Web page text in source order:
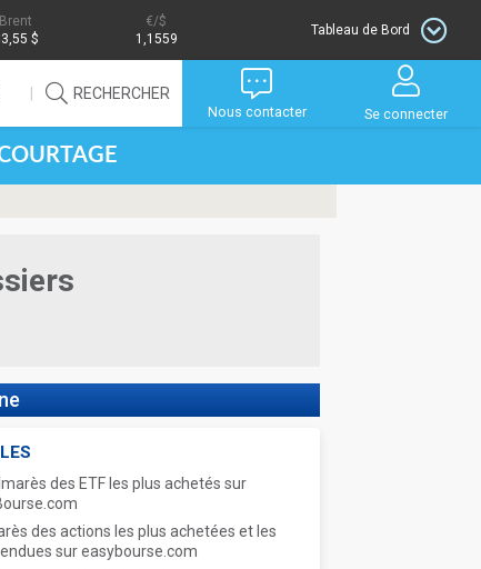
Brent
$
/$
1,1559
Tableau de Bord
RECHERCHER
Nous contacter Se connecter
des ETF les plus achetés sur
des actions les plus achetées et les
sur easybourse.com